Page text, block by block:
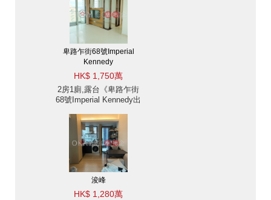
卑路乍街68號Imperial
Kennedy
HK$ 1,750萬
2房1廁,露台《卑路乍街
68號Imperial Kennedy出
浚峰
HK$ 1,280萬